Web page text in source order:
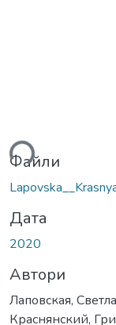
Файли
Дата
2020
Автори
Лаповская,
Краснянский,